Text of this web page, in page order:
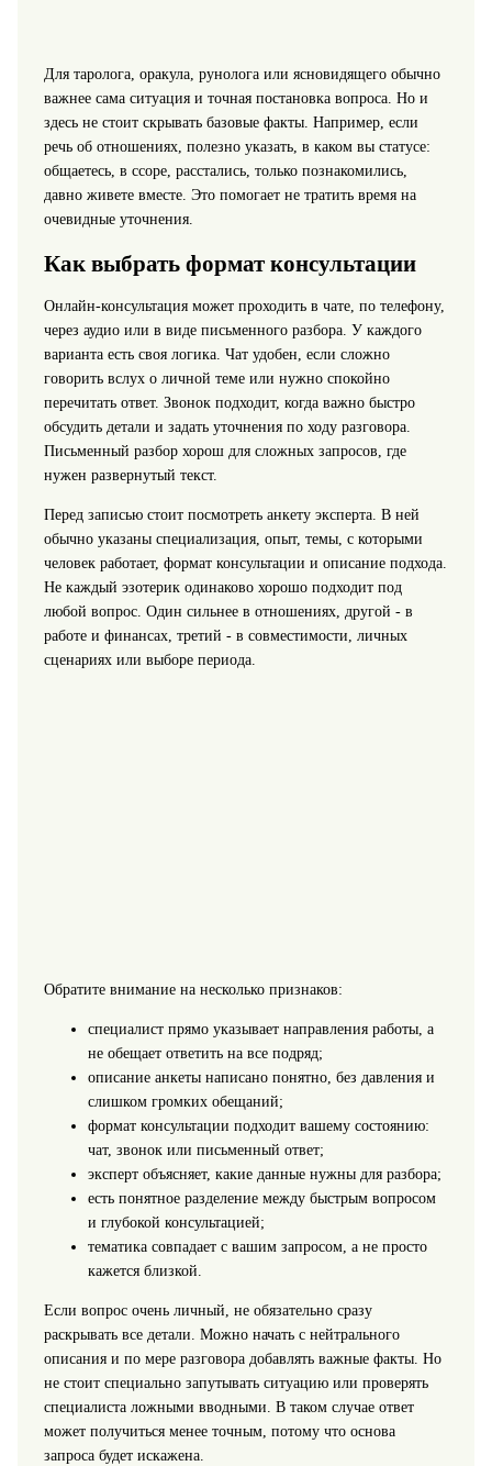
Для таролога, оракула, рунолога или ясновидящего обычно
важнее сама ситуация и точная постановка вопроса. Но и
здесь не стоит скрывать базовые факты. Например, если
речь об отношениях, полезно указать, в каком вы статусе:
общаетесь, в ссоре, расстались, только познакомились,
давно живете вместе. Это помогает не тратить время на
очевидные уточнения.
Как выбрать формат консультации
Онлайн-консультация может проходить в чате, по телефону,
через аудио или в виде письменного разбора. У каждого
варианта есть своя логика. Чат удобен, если сложно
говорить вслух о личной теме или нужно спокойно
перечитать ответ. Звонок подходит, когда важно быстро
обсудить детали и задать уточнения по ходу разговора.
Письменный разбор хорош для сложных запросов, где
нужен развернутый текст.
Перед записью стоит посмотреть анкету эксперта. В ней
обычно указаны специализация, опыт, темы, с которыми
человек работает, формат консультации и описание подхода.
Не каждый эзотерик одинаково хорошо подходит под
любой вопрос. Один сильнее в отношениях, другой - в
работе и финансах, третий - в совместимости, личных
сценариях или выборе периода.
Обратите внимание на несколько признаков:
специалист прямо указывает направления работы, а
не обещает ответить на все подряд;
описание анкеты написано понятно, без давления и
слишком громких обещаний;
формат консультации подходит вашему состоянию:
чат, звонок или письменный ответ;
эксперт объясняет, какие данные нужны для разбора;
есть понятное разделение между быстрым вопросом
и глубокой консультацией;
тематика совпадает с вашим запросом, а не просто
кажется близкой.
Если вопрос очень личный, не обязательно сразу
раскрывать все детали. Можно начать с нейтрального
описания и по мере разговора добавлять важные факты. Но
не стоит специально запутывать ситуацию или проверять
специалиста ложными вводными. В таком случае ответ
может получиться менее точным, потому что основа
запроса будет искажена.